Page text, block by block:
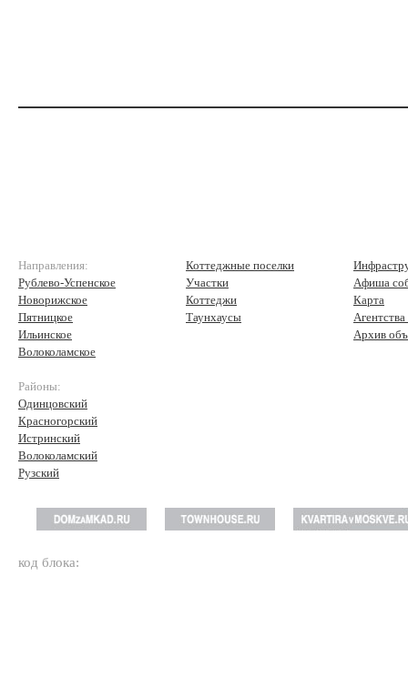
Направления:
Рублево-Успенское
Новорижское
Пятницкое
Ильинское
Волоколамское
Районы:
Одинцовский
Красногорский
Истринский
Волоколамский
Рузский
Коттеджные поселки
Участки
Коттеджи
Таунхаусы
Афиша
Карта
Архив
код блока: